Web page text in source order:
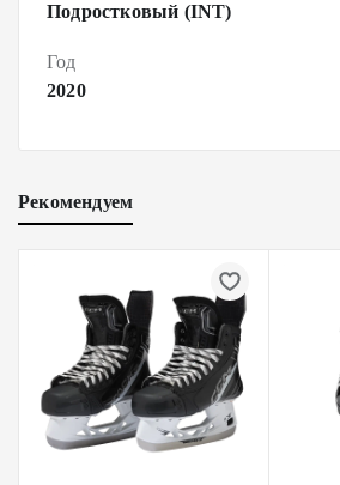
Подростковый (INT)
Год
2020
Рекомендуем